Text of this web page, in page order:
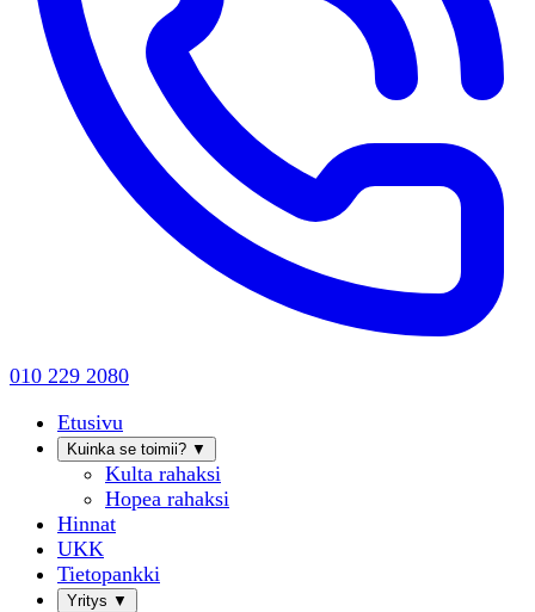
010 229 2080
Etusivu
Kuinka se toimii? ▼
Kulta rahaksi
Hopea rahaksi
Hinnat
UKK
Tietopankki
Yritys ▼